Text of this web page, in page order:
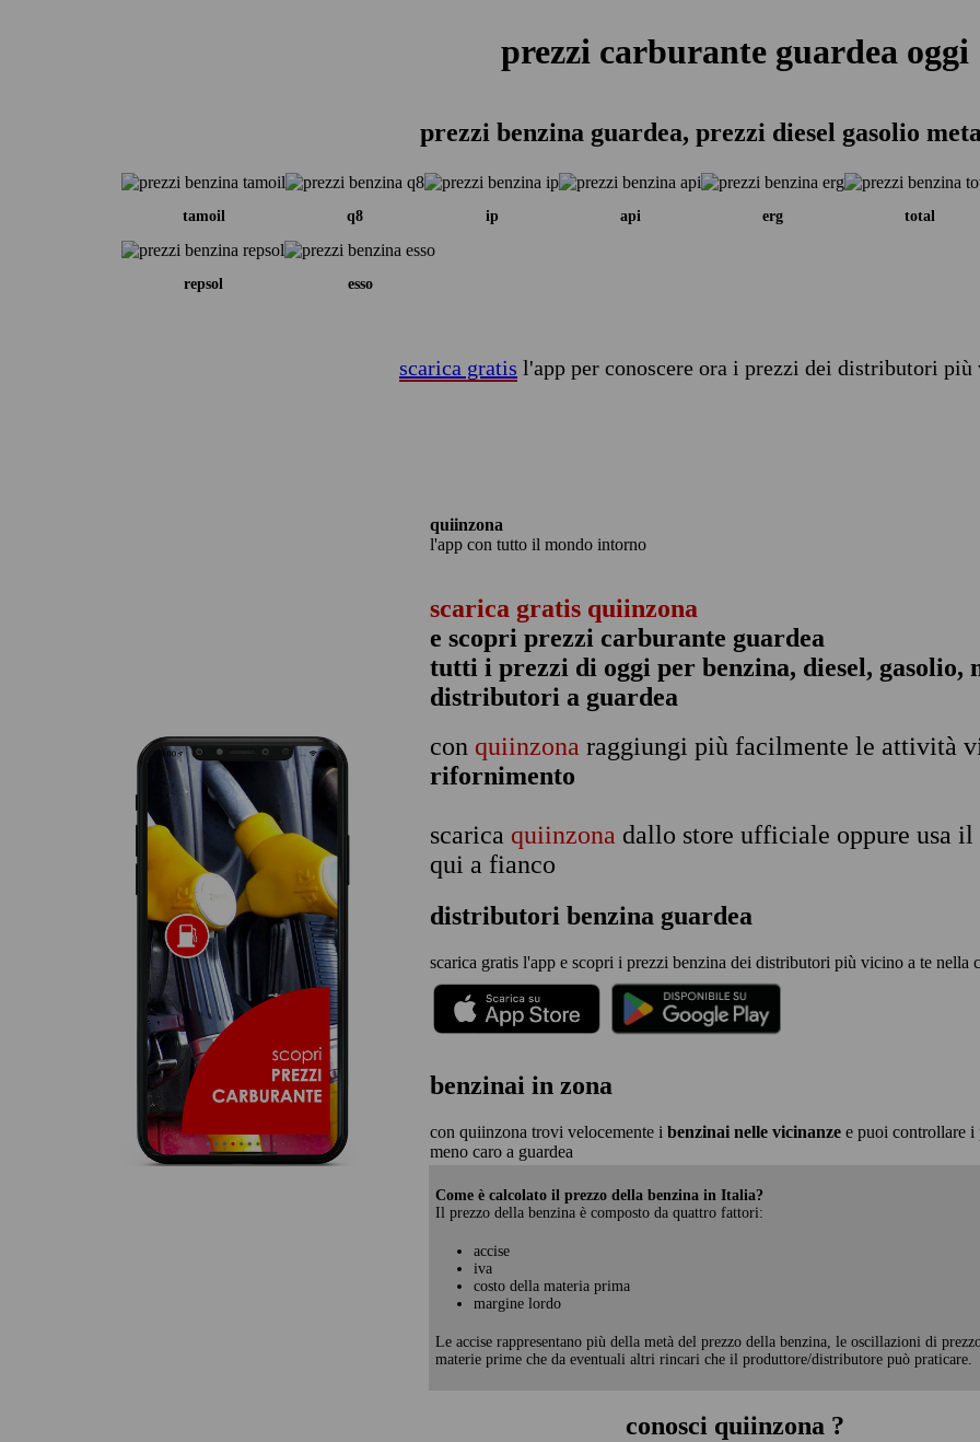
prezzi carburante guardea oggi
prezzi benzina guardea, prezzi diesel gasolio
tamoil q8 ip api erg total
repsol esso
scarica gratis l'app per conoscere ora i prezzi dei distributori più
quiinzona
l'app con tutto il mondo intorno
scarica gratis quiinzona
e scopri prezzi carburante guardea
tutti i prezzi di oggi per benzina, diesel, gasolio,
distributori a guardea
con quiinzona raggiungi più facilmente le attività
rifornimento
scarica quiinzona dallo store ufficiale oppure usa il
qui a fianco
distributori benzina guardea
scarica gratis l'app e scopri i prezzi benzina dei distributori più vicino a te nella
benzinai in zona
con quiinzona trovi velocemente i benzinai nelle vicinanze e puoi controllare i
meno caro a guardea
Come è calcolato il prezzo della benzina in Italia?
Il prezzo della benzina è composto da quattro fattori:
accise
iva
costo della materia prima
margine lordo
Le accise rappresentano più della metà del prezzo della benzina, le oscillazioni di
materie prime che da eventuali altri rincari che il produttore/distributore può praticare.
conosci quiinzona ?